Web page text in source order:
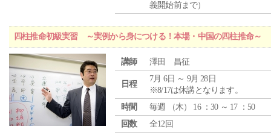
義開始前まで）
四柱推命初級実習 ～実例から身につける！本場・中国の四柱推命～
講師 澤田 昌征
日程
7月 6日 ～ 9月 28日
※8/17は休講となります。
時間
毎週 （木） 16 ：30 ～ 17 ：50
回数
全12回